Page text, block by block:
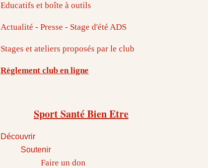
Educatifs et boîte à outils
Actualité - Presse - Stage d'été ADS
Stages et ateliers proposés par le club
Règlement club en ligne
Sport Santé Bien Etre
Découvrir
Soutenir
Faire un don